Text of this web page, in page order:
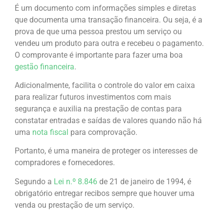
É um documento com informações simples e diretas
que documenta uma transação financeira. Ou seja, é a
prova de que uma pessoa prestou um serviço ou
vendeu um produto para outra e recebeu o pagamento.
O comprovante é importante para fazer uma boa
gestão financeira.
Adicionalmente, facilita o controle do valor em caixa
para realizar futuros investimentos com mais
segurança e auxilia na prestação de contas para
constatar entradas e saídas de valores quando não há
uma nota fiscal para comprovação.
Portanto, é uma maneira de proteger os interesses de
compradores e fornecedores.
Segundo a Lei n.º 8.846 de 21 de janeiro de 1994, é
obrigatório entregar recibos sempre que houver uma
venda ou prestação de um serviço.